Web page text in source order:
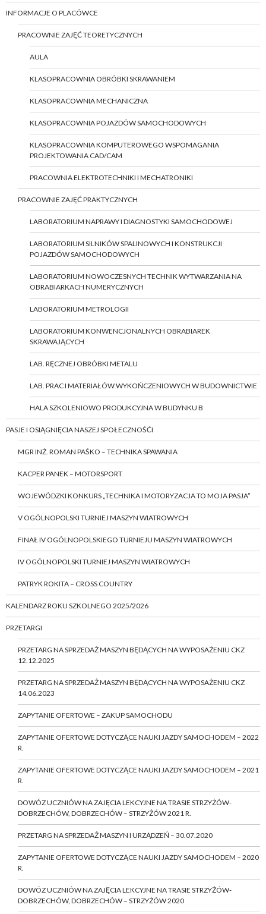
INFORMACJE O PLACÓWCE
PRACOWNIE ZAJĘĆ TEORETYCZNYCH
AULA
KLASOPRACOWNIA OBRÓBKI SKRAWANIEM
KLASOPRACOWNIA MECHANICZNA
KLASOPRACOWNIA POJAZDÓW SAMOCHODOWYCH
KLASOPRACOWNIA KOMPUTEROWEGO WSPOMAGANIA
PROJEKTOWANIA CAD/CAM
PRACOWNIA ELEKTROTECHNIKI I MECHATRONIKI
PRACOWNIE ZAJĘĆ PRAKTYCZNYCH
LABORATORIUM NAPRAWY I DIAGNOSTYKI SAMOCHODOWEJ
LABORATORIUM SILNIKÓW SPALINOWYCH I KONSTRUKCJI
POJAZDÓW SAMOCHODOWYCH
LABORATORIUM NOWOCZESNYCH TECHNIK WYTWARZANIA NA
OBRABIARKACH NUMERYCZNYCH
LABORATORIUM METROLOGII
LABORATORIUM KONWENCJONALNYCH OBRABIAREK
SKRAWAJĄCYCH
LAB. RĘCZNEJ OBRÓBKI METALU
LAB. PRAC I MATERIAŁÓW WYKOŃCZENIOWYCH W BUDOWNICTWIE
HALA SZKOLENIOWO PRODUKCYJNA W BUDYNKU B
PASJE I OSIĄGNIĘCIA NASZEJ SPOŁECZNOŚĆI
MGR INŻ. ROMAN PAŚKO – TECHNIKA SPAWANIA
KACPER PANEK – MOTORSPORT
WOJEWÓDZKI KONKURS „TECHNIKA I MOTORYZACJA TO MOJA PASJA”
V OGÓLNOPOLSKI TURNIEJ MASZYN WIATROWYCH
FINAŁ IV OGÓLNOPOLSKIEGO TURNIEJU MASZYN WIATROWYCH
IV OGÓLNOPOLSKI TURNIEJ MASZYN WIATROWYCH
PATRYK ROKITA – CROSS COUNTRY
KALENDARZ ROKU SZKOLNEGO 2025/2026
PRZETARGI
PRZETARG NA SPRZEDAŻ MASZYN BĘDĄCYCH NA WYPOSAŻENIU CKZ
12.12.2025
PRZETARG NA SPRZEDAŻ MASZYN BĘDĄCYCH NA WYPOSAŻENIU CKZ
14.06.2023
ZAPYTANIE OFERTOWE – ZAKUP SAMOCHODU
ZAPYTANIE OFERTOWE DOTYCZĄCE NAUKI JAZDY SAMOCHODEM – 2022
R.
ZAPYTANIE OFERTOWE DOTYCZĄCE NAUKI JAZDY SAMOCHODEM – 2021
R.
DOWÓZ UCZNIÓW NA ZAJĘCIA LEKCYJNE NA TRASIE STRZYŻÓW-
DOBRZECHÓW, DOBRZECHÓW – STRZYŻÓW 2021 R.
PRZETARG NA SPRZEDAŻ MASZYN I URZĄDZEŃ – 30.07.2020
ZAPYTANIE OFERTOWE DOTYCZĄCE NAUKI JAZDY SAMOCHODEM – 2020
R.
DOWÓZ UCZNIÓW NA ZAJĘCIA LEKCYJNE NA TRASIE STRZYŻÓW-
DOBRZECHÓW, DOBRZECHÓW – STRZYŻÓW 2020